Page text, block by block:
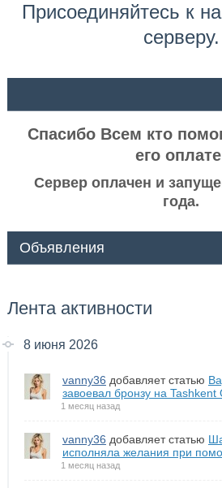
Присоединяйтесь к
серверу.
Спасибо Всем кто
его
Сервер оплачен и
года.
Объявления
Лента активности
8 июня 2026
vanny36 добавляет статью
завоевал бронзу на Tashkent
1 месяц назад
vanny36 добавляет статью
исполняла желания при
1 месяц назад